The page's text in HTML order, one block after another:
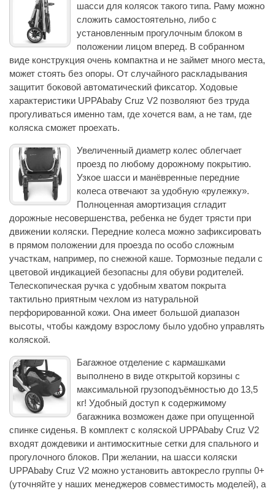
шасси для колясок такого типа. Раму можно
сложить самостоятельно, либо с
установленным прогулочным блоком в
положении лицом вперед. В собранном
виде конструкция очень компактна и не займет много места,
может стоять без опоры. От случайного раскладывания
защитит боковой автоматический фиксатор. Ходовые
характеристики UPPAbaby Cruz V2 позволяют без труда
прогуливаться именно там, где хочется вам, а не там, где
коляска сможет проехать.
Увеличенный диаметр колес облегчает
проезд по любому дорожному покрытию.
Узкое шасси и манёвренные передние
колеса отвечают за удобную «рулежку».
Полноценная амортизация сгладит
дорожные несовершенства, ребенка не будет трясти при
движении коляски. Передние колеса можно зафиксировать
в прямом положении для проезда по особо сложным
участкам, например, по снежной каше. Тормозные педали с
цветовой индикацией безопасны для обуви родителей.
Телескопическая ручка с удобным хватом покрыта
тактильно приятным чехлом из натуральной
перфорированной кожи. Она имеет большой диапазон
высоты, чтобы каждому взрослому было удобно управлять
коляской.
Багажное отделение с кармашками
выполнено в виде открытой корзины с
максимальной грузоподъёмностью до 13,5
кг! Удобный доступ к содержимому
багажника возможен даже при опущенной
спинке сиденья. В комплект с коляской UPPAbaby Cruz V2
входят дождевики и антимоскитные сетки для спального и
прогулочного блоков. При желании, на шасси коляски
UPPAbaby Cruz V2 можно установить автокресло группы 0+
(уточняйте у наших менеджеров совместимость моделей), а